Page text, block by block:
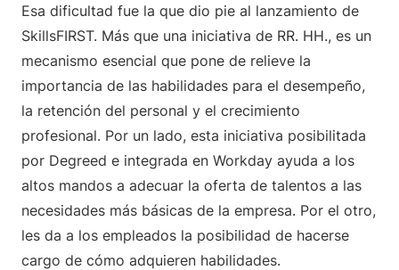
Esa dificultad fue la que dio pie al lanzamiento de
SkillsFIRST. Más que una iniciativa de RR. HH., es un
mecanismo esencial que pone de relieve la
importancia de las habilidades para el desempeño,
la retención del personal y el crecimiento
profesional. Por un lado, esta iniciativa posibilitada
por Degreed e integrada en Workday ayuda a los
altos mandos a adecuar la oferta de talentos a las
necesidades más básicas de la empresa. Por el otro,
les da a los empleados la posibilidad de hacerse
cargo de cómo adquieren habilidades.